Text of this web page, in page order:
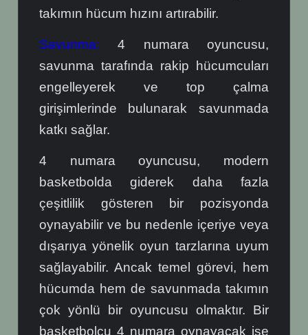
takımın hücum hızını artırabilir.
Savunma: 4 numara oyuncusu,
savunma tarafında rakip hücumcuları
engelleyerek ve top çalma
girişimlerinde bulunarak savunmada
katkı sağlar.
4 numara oyuncusu, modern
basketbolda giderek daha fazla
çeşitlilik gösteren bir pozisyonda
oynayabilir ve bu nedenle içeriye veya
dışarıya yönelik oyun tarzlarına uyum
sağlayabilir. Ancak temel görevi, hem
hücumda hem de savunmada takımın
çok yönlü bir oyuncusu olmaktır. Bir
basketbolcu 4 numara oynayacak ise